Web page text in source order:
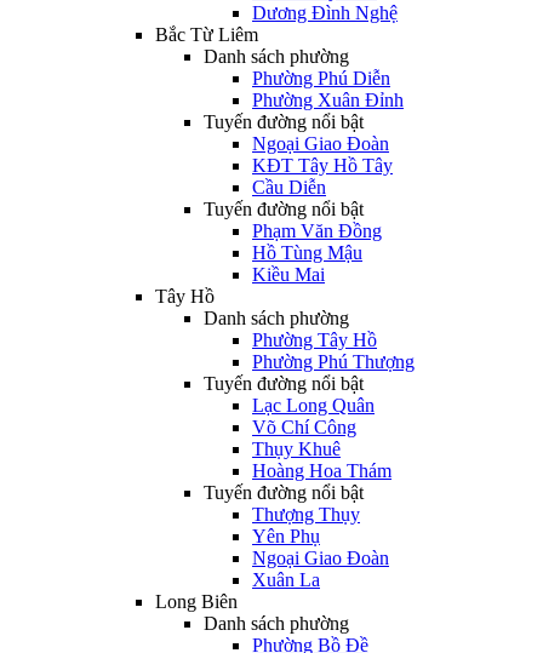
Dương Đình Nghệ
Bắc Từ Liêm
Danh sách phường
Phường Phú Diễn
Phường Xuân Đỉnh
Tuyến đường nổi bật
Ngoại Giao Đoàn
KĐT Tây Hồ Tây
Cầu Diễn
Tuyến đường nổi bật
Phạm Văn Đồng
Hồ Tùng Mậu
Kiều Mai
Tây Hồ
Danh sách phường
Phường Tây Hồ
Phường Phú Thượng
Tuyến đường nổi bật
Lạc Long Quân
Võ Chí Công
Thụy Khuê
Hoàng Hoa Thám
Tuyến đường nổi bật
Thượng Thụy
Yên Phụ
Ngoại Giao Đoàn
Xuân La
Long Biên
Danh sách phường
Phường Bồ Đề